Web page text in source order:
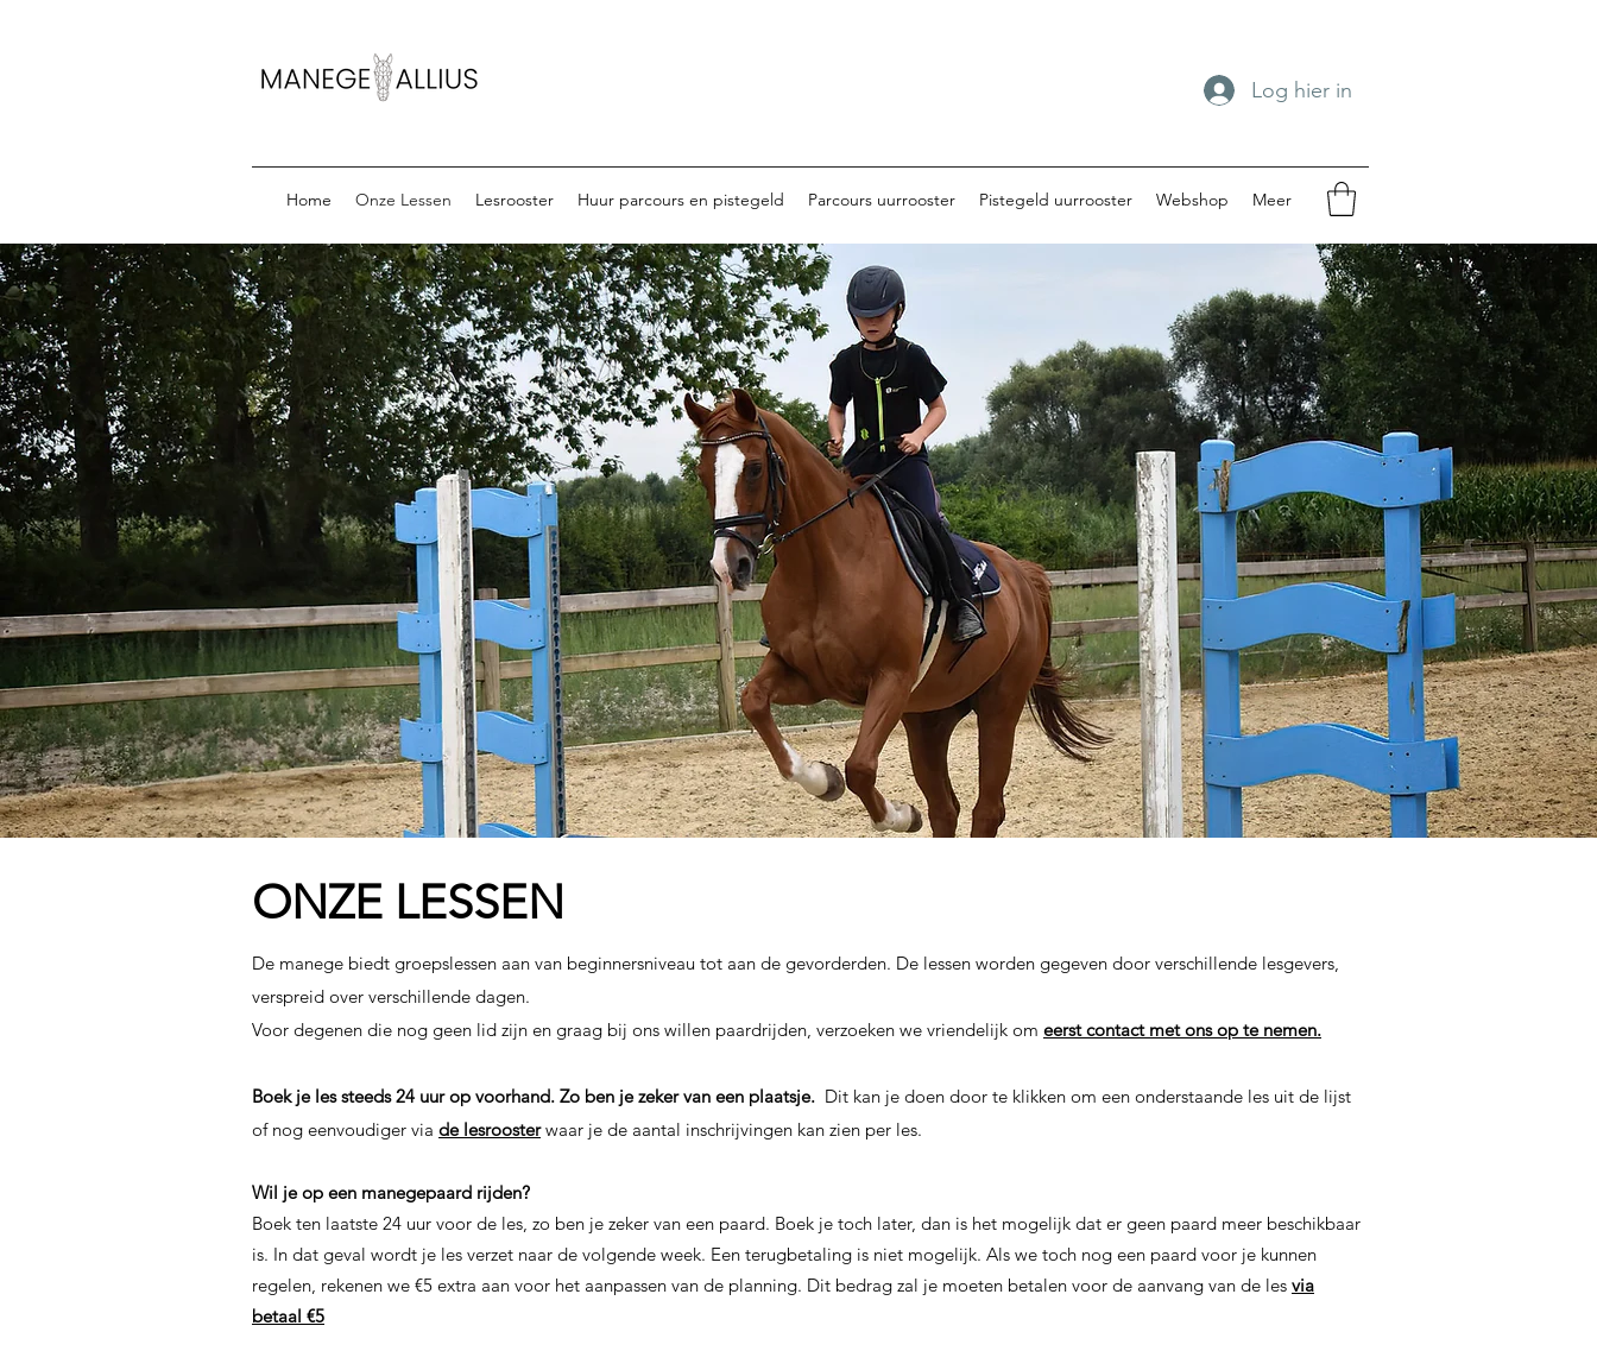
Log hier in
Home Onze Lessen Lesrooster Huur parcours en pistegeld Parcours uurrooster Pistegeld uurrooster Webshop Meer
ONZE LESSEN
De manege biedt groepslessen aan van beginnersniveau tot aan de gevorderden. De lessen worden gegeven door verschillende lesgevers,
verspreid over verschillende dagen.
Voor degenen die nog geen lid zijn en graag bij ons willen paardrijden, verzoeken we vriendelijk om eerst contact met ons op te nemen.
Boek je les steeds 24 uur op voorhand. Zo ben je zeker van een plaatsje. Dit kan je doen door te klikken om een onderstaande les uit de lijst
of nog eenvoudiger via de lesrooster waar je de aantal inschrijvingen kan zien per les.
Wil je op een manegepaard rijden?
Boek ten laatste 24 uur voor de les, zo ben je zeker van een paard. Boek je toch later, dan is het mogelijk dat er geen paard meer beschikbaar
is. In dat geval wordt je les verzet naar de volgende week. Een terugbetaling is niet mogelijk. Als we toch nog een paard voor je kunnen
regelen, rekenen we €5 extra aan voor het aanpassen van de planning. Dit bedrag zal je moeten betalen voor de aanvang van de les via
betaal €5